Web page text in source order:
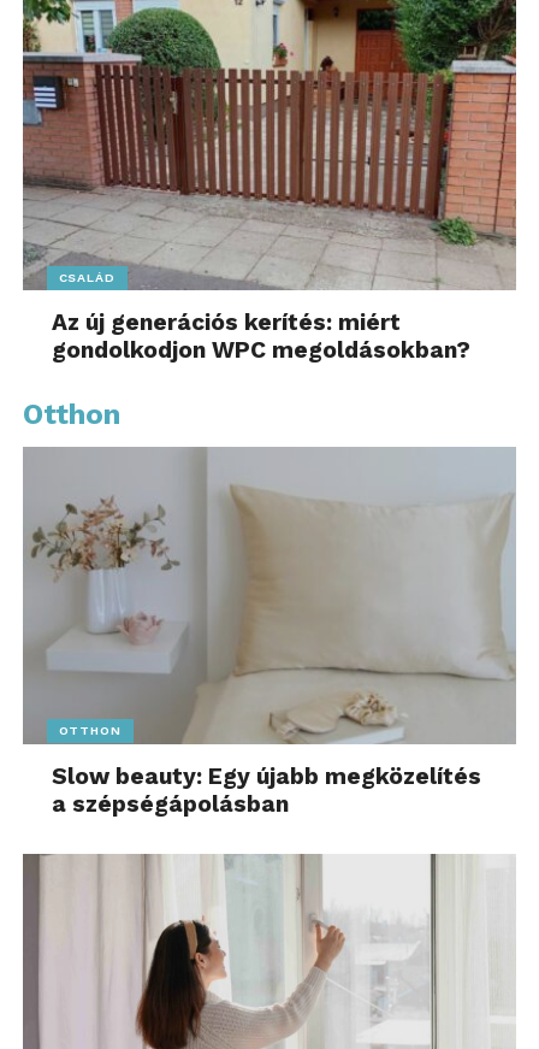
CSALÁD
Az új generációs kerítés: miért
gondolkodjon WPC megoldásokban?
Otthon
OTTHON
Slow beauty: Egy újabb megközelítés
a szépségápolásban